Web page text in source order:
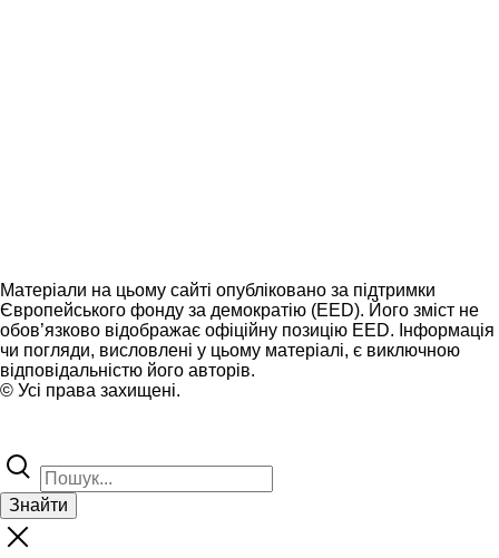
Матеріали на цьому сайті опубліковано за підтримки
Європейського фонду за демократію (EED). Його зміст не
обов’язково відображає офіційну позицію EED. Інформація
чи погляди, висловлені у цьому матеріалі, є виключною
відповідальністю його авторів.
© Усі права захищені.
Знайти